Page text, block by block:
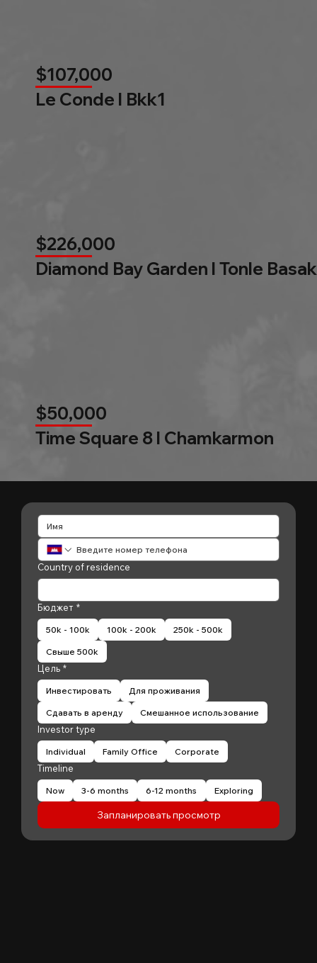
$107,000
Le Conde l Bkk1
$226,000
Diamond Bay Garden l Tonle Basak
$50,000
Time Square 8 l Chamkarmon
Country of residence
Бюджет *
50k - 100k 100k - 200k 250k - 500k
Свыше 500k
Цель *
Инвестировать Для проживания
Сдавать в аренду Смешанное использование
Investor type
Individual Family Office Corporate
Timeline
Now 3-6 months 6-12 months Exploring
Запланировать просмотр